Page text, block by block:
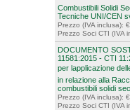
Combustibili Solidi
Tecniche UNI/CEN
Prezzo (IVA inclusa):
Prezzo Soci CTI (IVA
DOCUMENTO
11581:2015 - CTI
per lapplicazione
in relazione alla
combustibili solidi
Prezzo (IVA inclusa):
Prezzo Soci CTI (IVA